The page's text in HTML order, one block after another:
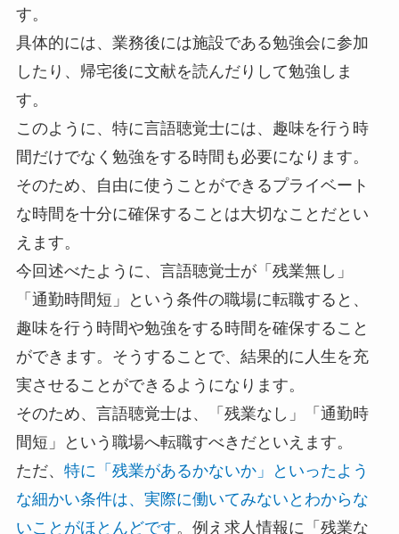
す。
具体的には、業務後には施設である勉強会に参加
したり、帰宅後に文献を読んだりして勉強しま
す。
このように、特に言語聴覚士には、趣味を行う時
間だけでなく勉強をする時間も必要になります。
そのため、自由に使うことができるプライベート
な時間を十分に確保することは大切なことだとい
えます。
今回述べたように、言語聴覚士が「残業無し」
「通勤時間短」という条件の職場に転職すると、
趣味を行う時間や勉強をする時間を確保すること
ができます。そうすることで、結果的に人生を充
実させることができるようになります。
そのため、言語聴覚士は、「残業なし」「通勤時
間短」という職場へ転職すべきだといえます。
ただ、 特に「残業があるかないか」といったよう
な細かい条件は、実際に働いてみないとわからな
いことがほとんどです。例え求人情報に「残業な